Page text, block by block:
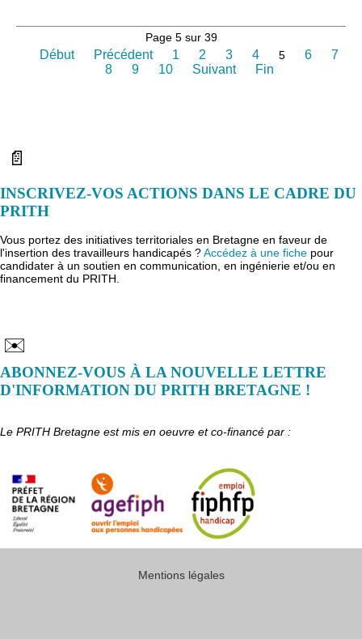
Page 5 sur 39
Début Précédent 1 2 3 4 5 6
7
8
9 10 Suivant Fin
📄
INSCRIVEZ-VOS ACTIONS DANS LE CADRE DU
PRITH
Vous portez des initiatives territoriales en Bretagne en faveur de
l'insertion des travailleurs handicapés ?Accédez à une fiche pour
candidater à un soutien en communication, en ingénierie et/ou en
financement du PRITH.
✉️
ABONNEZ-VOUS À LA NOUVELLE LETTRE
D'INFORMATION DU PRITH BRETAGNE !
Le PRITH Bretagne est mis en oeuvre et co-financé par :
Mentions légales